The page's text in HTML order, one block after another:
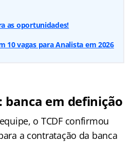
as oportunidades!
10 vagas para Analista em 2026
banca em definição
o TCDF confirmou
a contratação da banca